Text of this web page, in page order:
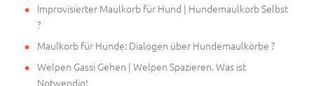
Improvisierter Maulkorb für Hund | Hundemaulkorb Selbst
?
Maulkorb für Hunde: Dialogen über Hundemaulkörbe ?
Welpen Gassi Gehen | Welpen Spazieren. Was ist
Notwendig!